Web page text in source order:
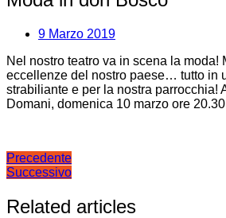
9 Marzo 2019
Nel nostro teatro va in scena la moda!
eccellenze del nostro paese… tutto in
strabiliante e per la nostra parrocchia!
Domani, domenica 10 marzo ore
Navigazione
articoli
Precedente
Successivo
Related articles